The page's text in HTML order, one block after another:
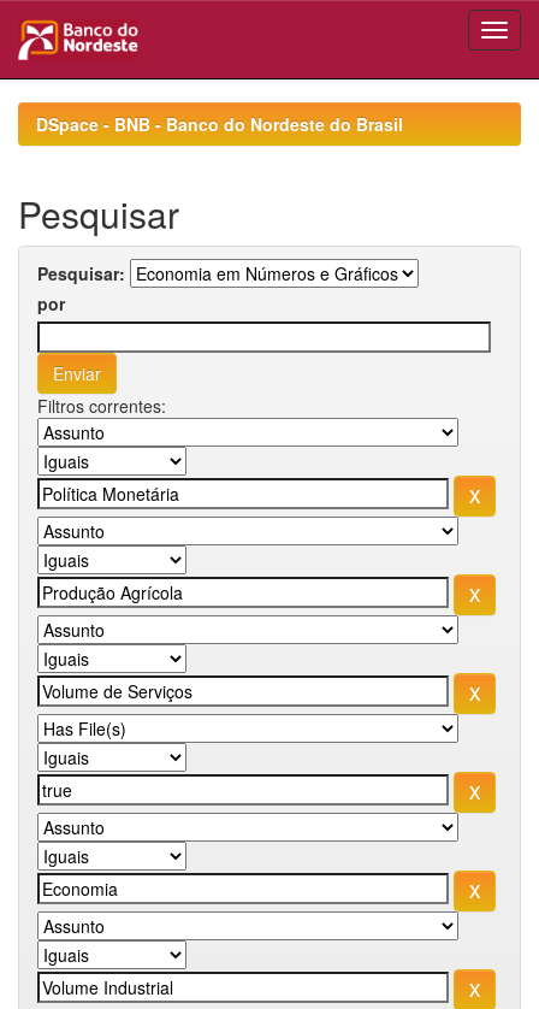
navigationDSpace - BNB - Banco do Nordeste do Brasil
Pesquisar
Pesquisar:
por
Filtros correntes: